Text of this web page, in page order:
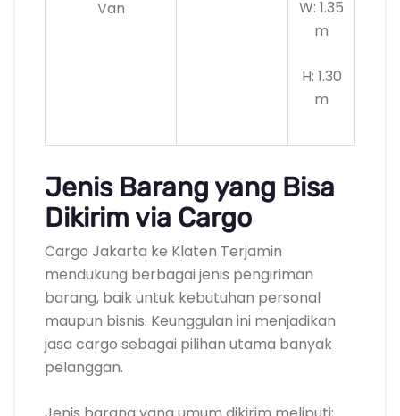
Van
W: 1.35
m
H: 1.30
m
Jenis Barang yang Bisa
Dikirim via Cargo
Cargo Jakarta ke Klaten Terjamin
mendukung berbagai jenis pengiriman
barang, baik untuk kebutuhan personal
maupun bisnis. Keunggulan ini menjadikan
jasa cargo sebagai pilihan utama banyak
pelanggan.